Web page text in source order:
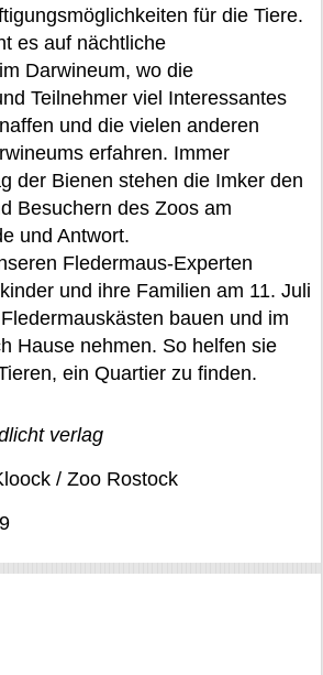
für die Tiere.
es auf nächtliche
Darwineum, wo die
Teilnehmer viel Interessantes
und die vielen anderen
erfahren. Immer
der Bienen stehen die Imker den
Besuchern des Zoos am
und Antwort.
Fledermaus-Experten
und ihre Familien am 11. Juli
bauen und im
Hause nehmen. So helfen sie
ein Quartier zu finden.
verlag
/ Zoo Rostock